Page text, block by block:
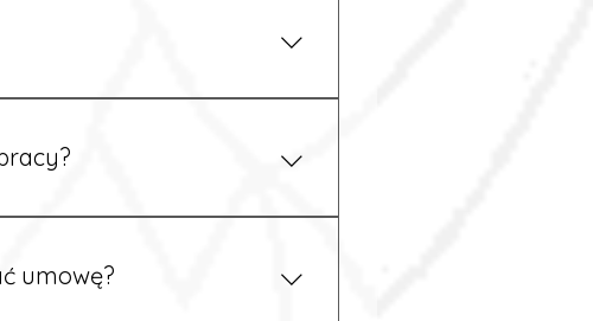
podstawy niemieckiego,
uzgodnieniu z
umowę?